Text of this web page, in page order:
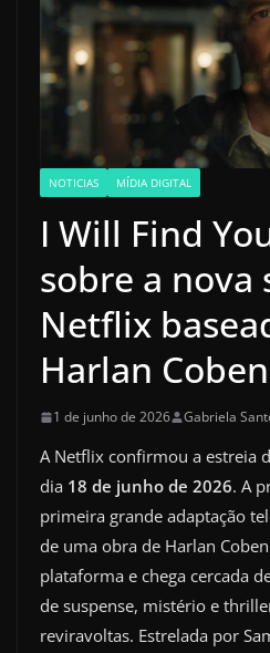
NOTICIAS MÍDIA DIGITAL
I Will Find
sobre a nova
Netflix
Harlan Coben
1 de junho de 2026 Gabriela
A Netflix confirmou a estreia
dia 18 de junho de 2026. A
primeira grande adaptação
de uma obra de Harlan
plataforma e chega cercada
de suspense, mistério e
reviravoltas. Estrelada por